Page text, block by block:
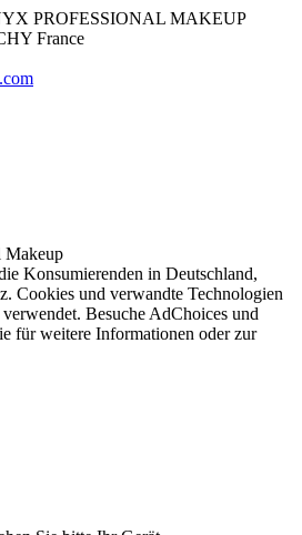
PROFESSIONAL MAKEUP
France
Konsumierenden in Deutschland,
Cookies und verwandte Technologien
Besuche AdChoices und
für weitere Informationen oder zur